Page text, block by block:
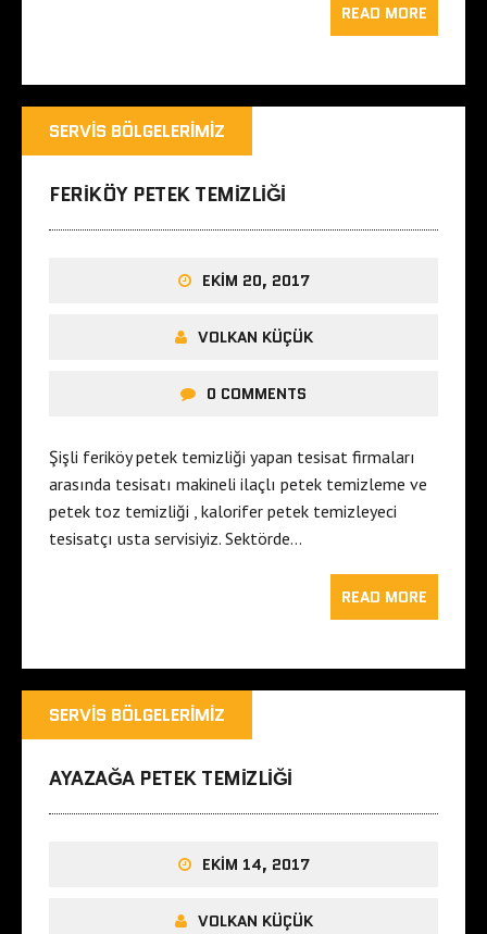
READ MORE
SERVIS BÖLGELERIMIZ
FERIKÖY PETEK TEMIZLIĞI
EKIM 20, 2017
VOLKAN KÜÇÜK
0 COMMENTS
Şişli feriköy petek temizliği yapan tesisat firmaları
arasında tesisatı makineli ilaçlı petek temizleme ve
petek toz temizliği , kalorifer petek temizleyeci
tesisatçı usta servisiyiz. Sektörde…
READ MORE
SERVIS BÖLGELERIMIZ
AYAZAĞA PETEK TEMIZLIĞI
EKIM 14, 2017
VOLKAN KÜÇÜK